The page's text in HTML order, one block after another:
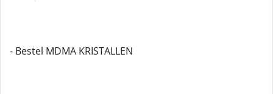
- Bestel MDMA KRISTALLEN